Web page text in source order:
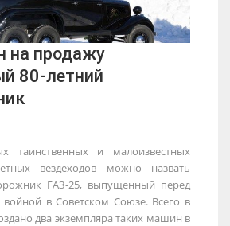
на продажу
80-летний
таинственных и малоизвестных
вездеходов можно назвать
ГАЗ-25, выпущенный перед
в Советском Союзе. Всего в
два экземпляра таких машин в